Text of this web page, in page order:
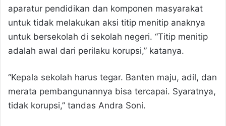
aparatur pendidikan dan komponen masyarakat
untuk tidak melakukan aksi titip menitip anaknya
untuk bersekolah di sekolah negeri. “Titip menitip
adalah awal dari perilaku korupsi,” katanya.
“Kepala sekolah harus tegar. Banten maju, adil, dan
merata pembangunannya bisa tercapai. Syaratnya,
tidak korupsi,” tandas Andra Soni.